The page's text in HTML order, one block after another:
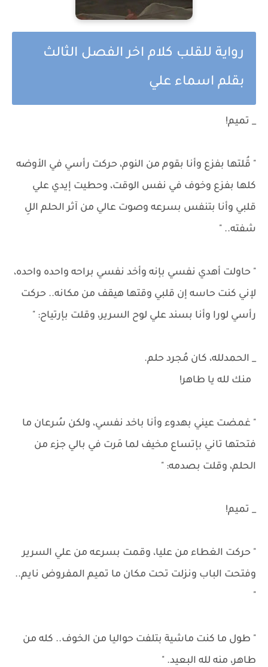
رواية للقلب كلام اخر الفصل الثالث
بقلم اسماء علي
_ تميم!
" قُلتها بفزع وأنا بقوم من النوم، حركت رأسي في الأوضه
كلها بفزع وخوف في نفس الوقت، وحطيت إيدي علي
قلبي وأنا بتنفس بسرعه وصوت عالي من آثر الحلم اللِ
شفته.. "
" حاولت أهدي نفسي بإنه وأخد نفسي براحه واحده واحده،
لإني كنت حاسه إن قلبي وقتها هيقف من مكانه.. حركت
رأسي لورا وأنا بسند علي لوح السرير، وقلت بإرتياح: "
_ الحمدلله، كان مُجرد حلم.
منك لله يا طاهر!
" غمضت عيني بهدوء وأنا باخد نفسي، ولكن سُرعان ما
فتحتها تاني بإتساع مخيف لما مَرت في بالي جزء من
الحلم، وقلت بصدمه: "
_ تميم!
" حركت الغطاء من عليا، وقمت بسرعه من علي السرير
وفتحت الباب ونزلت تحت مكان ما تميم المفروض نايم..
"
" طول ما كنت ماشية بتلفت حواليا من الخوف.. كله من
طاهر، منه لله البعيد. "